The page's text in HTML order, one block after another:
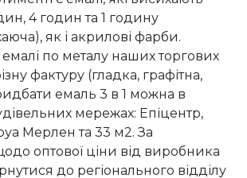
4 годин та 1 годину
як і акрилові фарби.
емалі по металу наших торгових
фактуру (гладка, графітна,
емаль 3 в 1 можна в
мережах: Епіцентр,
Мерлен та 33 м2. За
оптової ціни від виробника
до регіонального відділу